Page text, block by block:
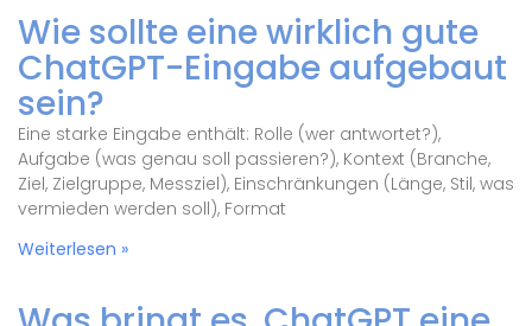
Wie sollte eine wirklich gute
ChatGPT-Eingabe aufgebaut
sein?
Eine starke Eingabe enthält: Rolle (wer antwortet?),
Aufgabe (was genau soll passieren?), Kontext (Branche,
Ziel, Zielgruppe, Messziel), Einschränkungen (Länge, Stil, was
vermieden werden soll), Format
Weiterlesen »